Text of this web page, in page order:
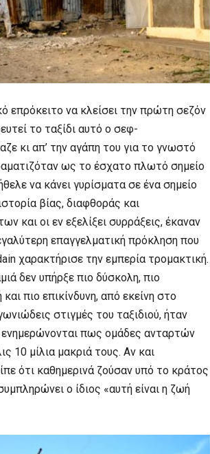
επρόκειτο να κλείσει την πρώτη σεζόν
το ταξίδι αυτό ο σεφ-
κι απ’ την αγάπη του για το γνωστό
ως το έσχατο πλωτό σημείο
να κάνει γυρίσματα σε ένα σημείο
βίας, διαφθοράς και
και οι εν εξελίξει συρράξεις, έκαναν
επαγγελματική πρόκληση που
χαρακτήρισε την εμπερία τρομακτική.
δεν υπήρξε πιο δύσκολη, πιο
πιο επικίνδυνη, από εκείνη στο
στιγμές του ταξιδιού, ήταν
πως ομάδες ανταρτών
10 μίλια μακριά τους. Αν και
ότι καθημερινά ζούσαν υπό το κράτος
ο ίδιος «αυτή είναι η ζωή